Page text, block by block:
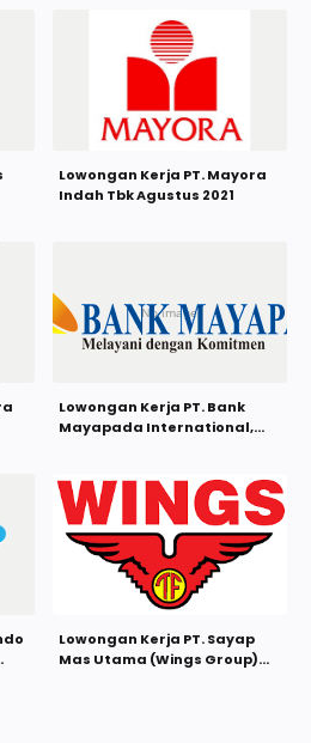
Lowongan Kerja PT. Mayora
Indah Tbk Agustus 2021
Lowongan Kerja PT. Bank
Mayapada International,
Lowongan Kerja PT. Sayap
Mas Utama (Wings Group)